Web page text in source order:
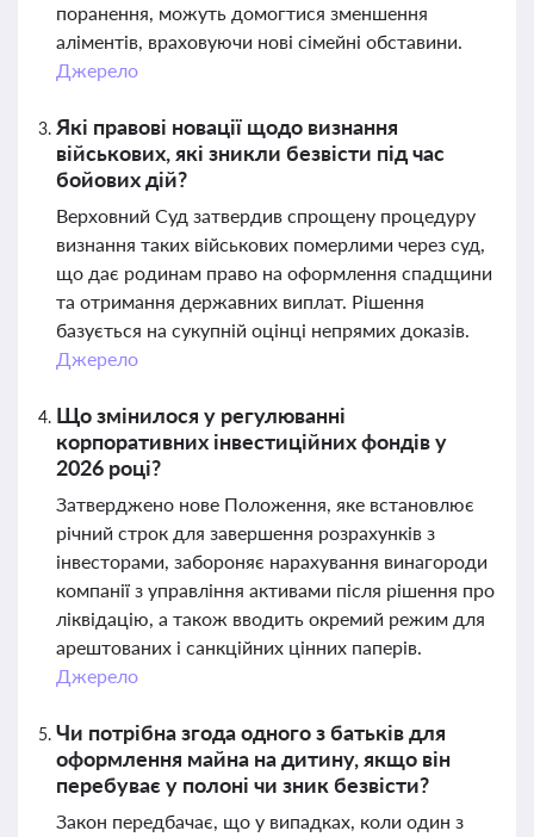
поранення, можуть домогтися зменшення
аліментів, враховуючи нові сімейні обставини.
Джерело
Які правові новації щодо визнання
військових, які зникли безвісти під час
бойових дій?
Верховний Суд затвердив спрощену процедуру
визнання таких військових померлими через суд,
що дає родинам право на оформлення спадщини
та отримання державних виплат. Рішення
базується на сукупній оцінці непрямих доказів.
Джерело
Що змінилося у регулюванні
корпоративних інвестиційних фондів у
2026 році?
Затверджено нове Положення, яке встановлює
річний строк для завершення розрахунків з
інвесторами, забороняє нарахування винагороди
компанії з управління активами після рішення про
ліквідацію, а також вводить окремий режим для
арештованих і санкційних цінних паперів.
Джерело
Чи потрібна згода одного з батьків для
оформлення майна на дитину, якщо він
перебуває у полоні чи зник безвісти?
Закон передбачає, що у випадках, коли один з